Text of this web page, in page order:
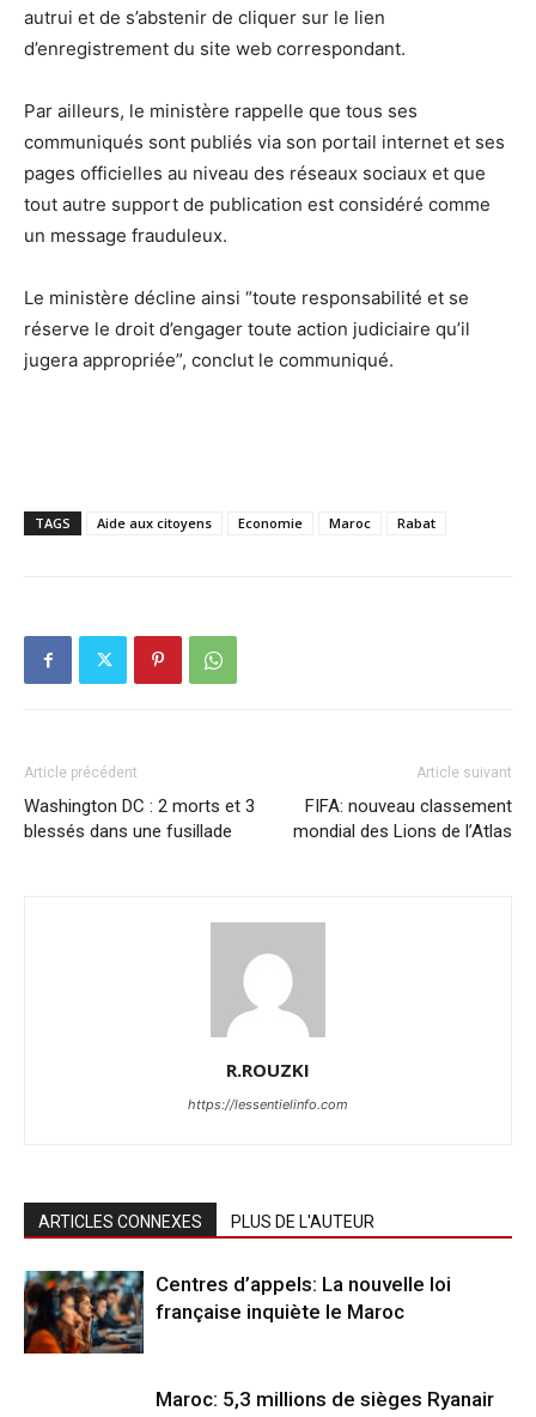
autrui et de s’abstenir de cliquer sur le lien
d’enregistrement du site web correspondant.
Par ailleurs, le ministère rappelle que tous ses
communiqués sont publiés via son portail internet et ses
pages officielles au niveau des réseaux sociaux et que
tout autre support de publication est considéré comme
un message frauduleux.
Le ministère décline ainsi “toute responsabilité et se
réserve le droit d’engager toute action judiciaire qu’il
jugera appropriée”, conclut le communiqué.
TAGS Aide aux citoyens Economie Maroc Rabat
Article précédent
Washington DC : 2 morts et 3
blessés dans une fusillade
Article suivant
FIFA: nouveau classement
mondial des Lions de l’Atlas
R.ROUZKI
https://lessentielinfo.com
ARTICLES CONNEXES PLUS DE L'AUTEUR
Centres d’appels: La nouvelle loi
française inquiète le Maroc
Maroc: 5,3 millions de sièges Ryanair